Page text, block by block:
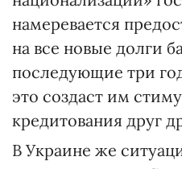
намеревается
на все новые долги
последующие три
это создаст им
кредитования друг
В Украине же